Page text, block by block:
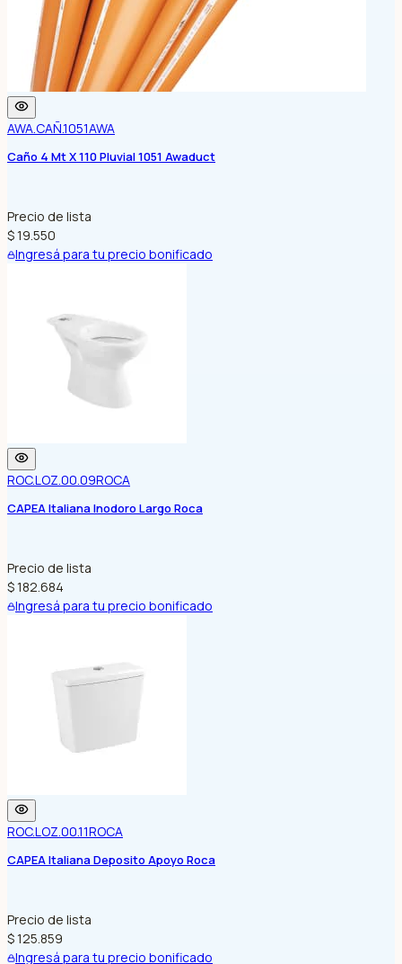
AWA.CAÑ.1051AWA
Caño 4 Mt X 110 Pluvial 1051 Awaduct
Precio de lista
$ 19.550
Ingresá para tu precio bonificado
ROC.LOZ.00.09ROCA
CAPEA Italiana Inodoro Largo Roca
Precio de lista
$ 182.684
Ingresá para tu precio bonificado
ROC.LOZ.00.11ROCA
CAPEA Italiana Deposito Apoyo Roca
Precio de lista
$ 125.859
Ingresá para tu precio bonificado